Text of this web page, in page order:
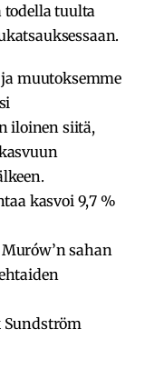
todella tuulta
muutoksemme
iloinen siitä,
kasvoi 9,7 %
sahan